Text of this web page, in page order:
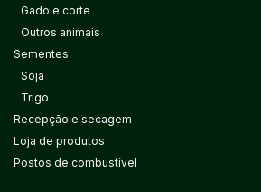
Gado e corte
Outros animais
Sementes
Soja
Trigo
Recepção e secagem
Loja de produtos
Postos de combustível